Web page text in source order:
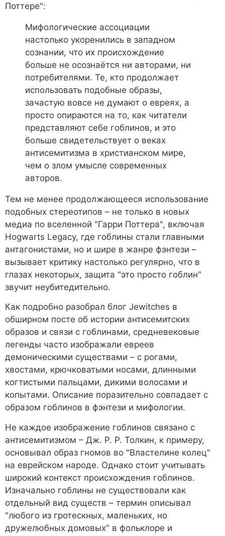
Поттере":
Мифологические ассоциации
настолько укоренились в западном
сознании, что их происхождение
больше не осознаётся ни авторами, ни
потребителями. Те, кто продолжает
использовать подобные образы,
зачастую вовсе не думают о евреях, а
просто опираются на то, как читатели
представляют себе гоблинов, и это
больше свидетельствует о веках
антисемитизма в христианском мире,
чем о злом умысле современных
авторов.
Тем не менее продолжающееся использование
подобных стереотипов – не только в новых
медиа по вселенной "Гарри Поттера", включая
Hogwarts Legacy, где гоблины стали главными
антагонистами, но и шире в жанре фэнтези –
вызывает критику настолько регулярно, что в
глазах некоторых, защита "это просто гоблин"
звучит неубитедительно.
Как подробно разобрал блог Jewitches в
обширном посте об истории антисемитских
образов и связи с гоблинами, средневековые
легенды часто изображали евреев
демоническими существами – с рогами,
хвостами, крючковатыми носами, длинными
когтистыми пальцами, дикими волосами и
копытами. Описание поразительно совпадает с
образом гоблинов в фэнтези и мифологии.
Не каждое изображение гоблинов связано с
антисемитизмом – Дж. Р. Р. Толкин, к примеру,
основывал образ гномов во "Властелине колец"
на еврейском народе. Однако стоит учитывать
широкий контекст происхождения гоблинов.
Изначально гоблины не существовали как
отдельный вид существ – термин описывал
"любого из гротескных, маленьких, но
дружелюбных домовых" в фольклоре и